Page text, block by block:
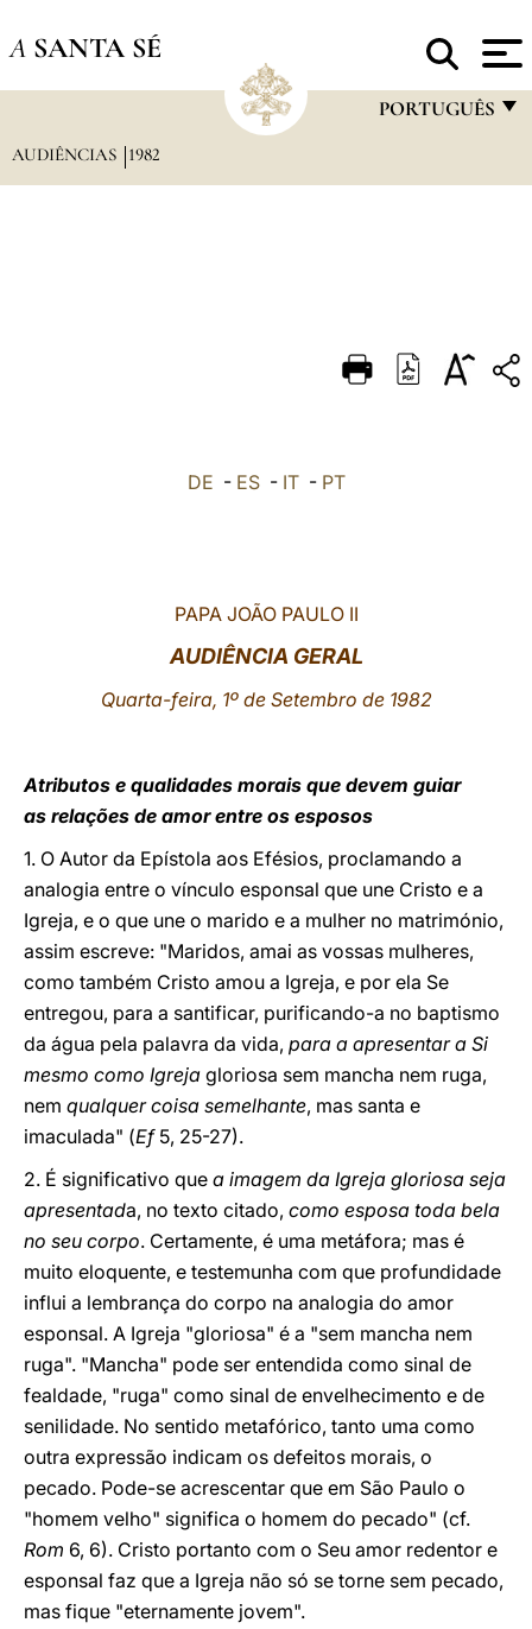
A SANTA SÉ
PORTUGUÊS
DEUTSCH
AUDIÊNCIAS 1982
DE - ES- IT- PT
PAPA JOÃO PAULO II
AUDIÊNCIA GERAL
Quarta-feira, 1º de Setembro de 1982
Atributos e qualidades morais que devem guiar
as relações de amor entre os esposos
1. O Autor da Epístola aos Efésios, proclamando a
analogia entre o vínculo esponsal que une Cristo e a
Igreja, e o que une o marido e a mulher no matrimónio,
assim escreve: "Maridos, amai as vossas mulheres,
como também Cristo amou a Igreja, e por ela Se
entregou, para a santificar, purificando-a no baptismo
da água pela palavra da vida, para a apresentar a Si
mesmo como Igreja gloriosa sem mancha nem ruga,
nem qualquer coisa semelhante, mas santa e
imaculada" (Ef5, 25-27).
2. É significativo que a imagem da Igreja gloriosa seja
apresentada, no texto citado, como esposa toda bela
no seu corpo. Certamente, é uma metáfora; mas é
muito eloquente, e testemunha com que profundidade
influi a lembrança do corpo na analogia do amor
esponsal. A Igreja "gloriosa" é a "sem mancha nem
ruga". "Mancha" pode ser entendida como sinal de
fealdade, "ruga" como sinal de envelhecimento e de
senilidade. No sentido metafórico, tanto uma como
outra expressão indicam os defeitos morais, o
pecado. Pode-se acrescentar que em São Paulo o
"homem velho" significa o homem do pecado" (cf.
Rom 6, 6). Cristo portanto com o Seu amor redentor e
esponsal faz que a Igreja não só se torne sem pecado,
mas fique "eternamente jovem".